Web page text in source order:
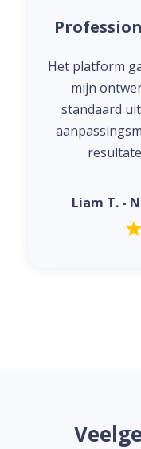
Het platform
mijn
standaard
Liam T. -